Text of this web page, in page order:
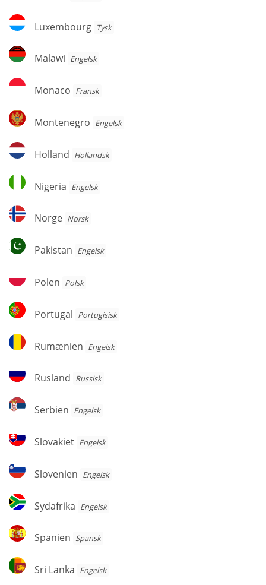
Luxembourg
Luxembourg Tysk
Malawi
Malawi Engelsk
Monaco
Monaco Fransk
Montenegro
Montenegro Engelsk
Holland
Holland Hollandsk
Nigeria
Nigeria Engelsk
Norge
Norge Norsk
Pakistan
Pakistan Engelsk
Polen
Polen Polsk
Portugal
Portugal Portugisisk
Rumænien
Rumænien Engelsk
Rusland
Rusland Russisk
Serbien
Serbien Engelsk
Slovakiet
Slovakiet Engelsk
Slovenien
Slovenien Engelsk
Sydafrika
Sydafrika Engelsk
Spanien
Spanien Spansk
Sri
Lanka
Sri Lanka Engelsk